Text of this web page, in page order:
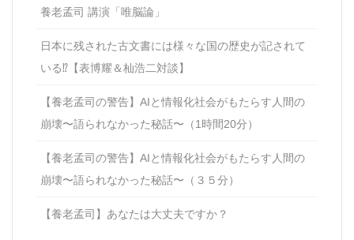
養老孟司 講演「唯脳論」
日本に残された古文書には様々な国の歴史が記されて
いる⁉【表博耀＆杣浩二対談】
【養老孟司の警告】AIと情報化社会がもたらす人間の
崩壊〜語られなかった秘話〜（1時間20分）
【養老孟司の警告】AIと情報化社会がもたらす人間の
崩壊〜語られなかった秘話〜（３５分）
【養老孟司】あなたは大丈夫ですか？